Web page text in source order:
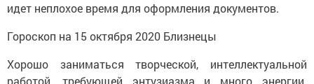
идет неплохое время для оформления документов.
Гороскоп на 15 октября 2020 Близнецы
Хорошо заниматься творческой, интеллектуальной
работой, требующей энтузиазма и много энергии.